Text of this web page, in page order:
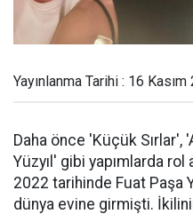
Yayınlanma Tarihi : 16
Daha önce 'Küçük Sırlar',
Yüzyıl' gibi yapımlarda
2022 tarihinde Fuat Paşa
dünya evine girmişti.